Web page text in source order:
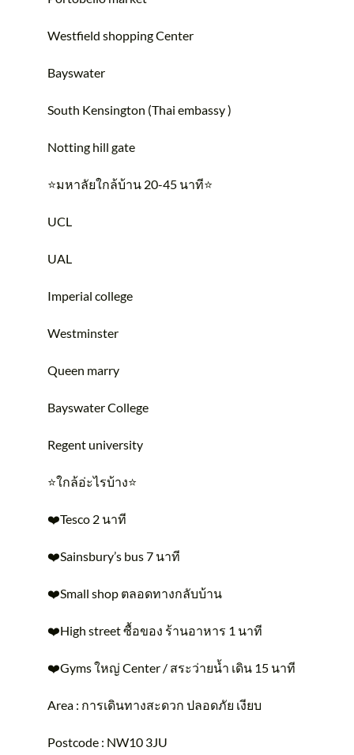
Westfield shopping Center
Bayswater
South Kensington (Thai embassy )
Notting hill gate
⭐️มหาลัยใกล้บ้าน 20-45 นาที⭐️
UCL
UAL
Imperial college
Westminster
Queen marry
Bayswater College
Regent university
⭐️ใกล้อ่ะไรบ้าง⭐️
❤️Tesco 2 นาที
❤️Sainsbury’s bus 7 นาที
❤️Small shop ตลอดทางกลับบ้าน
❤️High street ซื้อของ ร้านอาหาร 1 นาที
❤️Gyms ใหญ่ Center / สระว่ายน้ำ เดิน 15 นาที
Area : การเดินทางสะดวก ปลอดภัย เงียบ
Postcode : NW10 3JU